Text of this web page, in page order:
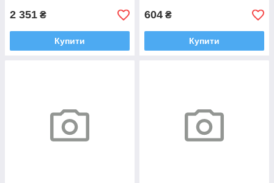
2 351 ₴
Купити
604 ₴
Купити